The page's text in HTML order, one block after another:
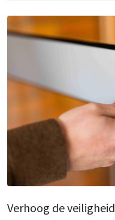
Verhoog de veiligheid